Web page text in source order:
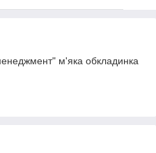
м'яка обкладинка